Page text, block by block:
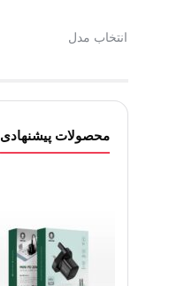
انتخاب مدل
محصولات پیشنهادی